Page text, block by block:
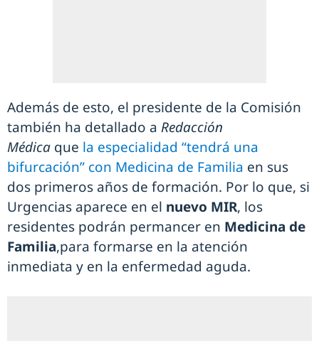
Además de esto, el presidente de la Comisión
también ha detallado a Redacción
Médica que la especialidad “tendrá una
bifurcación” con Medicina de Familia en sus
dos primeros años de formación. Por lo que, si
Urgencias aparece en el nuevo MIR, los
residentes podrán permancer en Medicina de
Familia,para formarse en la atención
inmediata y en la enfermedad aguda.